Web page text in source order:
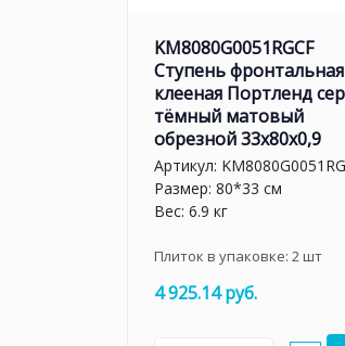
KM8080G0051RGCF
Ступень фронтальная
клееная Портленд
тёмный матовый
обрезной 33x80x0,9
Артикул:
Размер: 80*33 см
Вес: 6.9 кг
Плиток в упаковке: 2шт
4 925.14 руб.